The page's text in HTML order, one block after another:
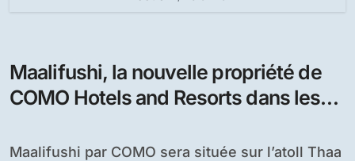
Maalifushi, la nouvelle propriété de
COMO Hotels and Resorts dans les
Maalifushi par COMO sera située sur l’atoll Thaa